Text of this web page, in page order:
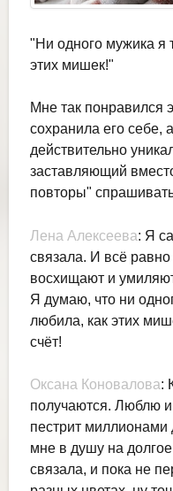
"Ни одного мужика я
этих мишек!"
Мне так понравился
сохранила его себе,
действительно
заставляющий
повторы"
Лена Алексеева: Я
связала. И всё
восхищают и
Я думаю, что ни
любила, как этих
счёт!
Оксана Коновалова:
получаются. Люблю
пестрит
мне в душу на
связала, и пока не